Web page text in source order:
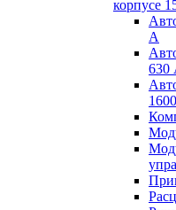
корпусе
А
630